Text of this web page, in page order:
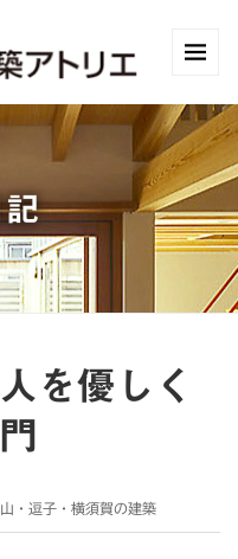
を優しく
・逗子・横須賀の建築